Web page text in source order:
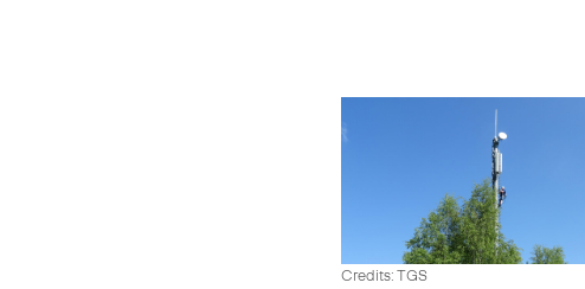
Credits: TGS